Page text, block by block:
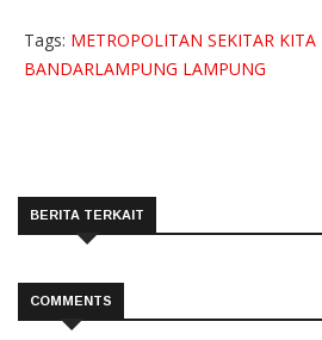
Tags: METROPOLITAN SEKITAR KITA
BANDARLAMPUNG LAMPUNG
BERITA TERKAIT
COMMENTS